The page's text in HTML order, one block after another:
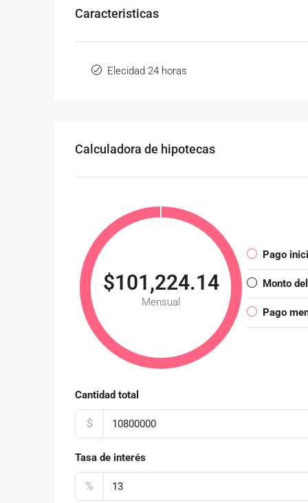
Caracteristicas
Elecidad 24 horas
Calculadora de hipotecas
$101,224.14
Mensual
Pago
Monto
Pago
Cantidad total
$
Tasa de interés
%